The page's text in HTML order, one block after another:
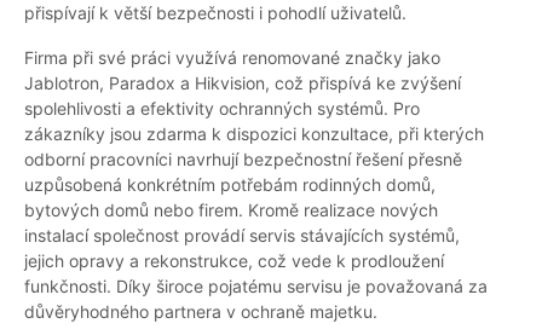
přispívají k větší bezpečnosti i pohodlí uživatelů.
Firma při své práci využívá renomované značky jako
Jablotron, Paradox a Hikvision, což přispívá ke zvýšení
spolehlivosti a efektivity ochranných systémů. Pro
zákazníky jsou zdarma k dispozici konzultace, při kterých
odborní pracovníci navrhují bezpečnostní řešení přesně
uzpůsobená konkrétním potřebám rodinných domů,
bytových domů nebo firem. Kromě realizace nových
instalací společnost provádí servis stávajících systémů,
jejich opravy a rekonstrukce, což vede k prodloužení
funkčnosti. Díky široce pojatému servisu je považovaná za
důvěryhodného partnera v ochraně majetku.